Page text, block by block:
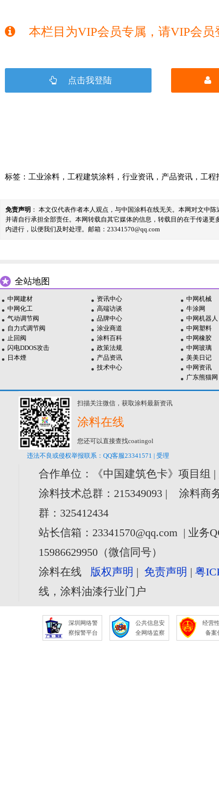
本栏目为VIP会员专属，请VIP会
点击我登陆
标签： 工业涂料 ， 工程建筑涂料 ， 行业资讯 ， 产品资讯 ， 工程
免责声明 ： 本文仅代表作者本人观点，与中国涂料在线无关。本网对文中
并请自行承担全部责任。本网转载自其它媒体的信息，转载目的在于传递
内进行，以便我们及时处理。邮箱：23341570@qq.com
全站地图
中网建材
中网化工
气动调节阀
自力式调节阀
止回阀
闪电DDOS攻击
日本煙
资讯中心
高端访谈
品牌中心
涂业商道
涂料百科
政策法规
产品资讯
技术中心
中网机械
牛涂网
中网机器人
中网塑料
中网橡胶
中网玻璃
美美日记
中网资讯
广东熊猫网
扫描关注微信，获取涂料最新资讯
涂料在线
您还可以直接查找coatingol
违法不良或侵权举报联系：QQ客服23341571 | 受理
合作单位：《中国建筑色卡》项目组
涂料技术总群：215349093 | 涂料商
群：325412434
站长信箱：23341570@qq.com | 业务
15986629950（微信同号）
涂料在线 版权声明 | 免责声明 | 粤
线，涂料油漆行业门户
深圳网络警
察报警平台
公共信息安
全网络监察
经营
备案